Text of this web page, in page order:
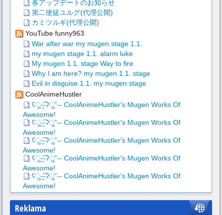
各アップデートのお知らせ
第二使徒ユルグ(代理公開)
カミツルギ(代理公開)
YouTube funny963
War after war my mugen stage 1.1.
my mugen stage 1.1. alarm luke
My mugen 1.1. stage Way to fire
Why I am here? my mugen 1.1. stage
Evil in disguise 1.1. my mugen stage
CoolAnimeHustler
ʕु-̫͡-ʔु”-- CoolAnimeHustler's Mugen Works Of
Awesome!
ʕु-̫͡-ʔु”-- CoolAnimeHustler's Mugen Works Of
Awesome!
ʕु-̫͡-ʔु”-- CoolAnimeHustler's Mugen Works Of
Awesome!
ʕु-̫͡-ʔु”-- CoolAnimeHustler's Mugen Works Of
Awesome!
ʕु-̫͡-ʔु”-- CoolAnimeHustler's Mugen Works Of
Awesome!
Reklama